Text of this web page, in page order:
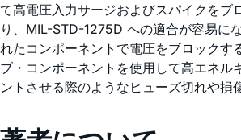
て高電圧入力サージおよびスパイクをブ
り、MIL-STD-1275D への適合が容易に
れたコンポーネントで電圧をブロックす
ブ・コンポーネントを使用して高エネル
ントさせる際のようなヒューズ切れや損